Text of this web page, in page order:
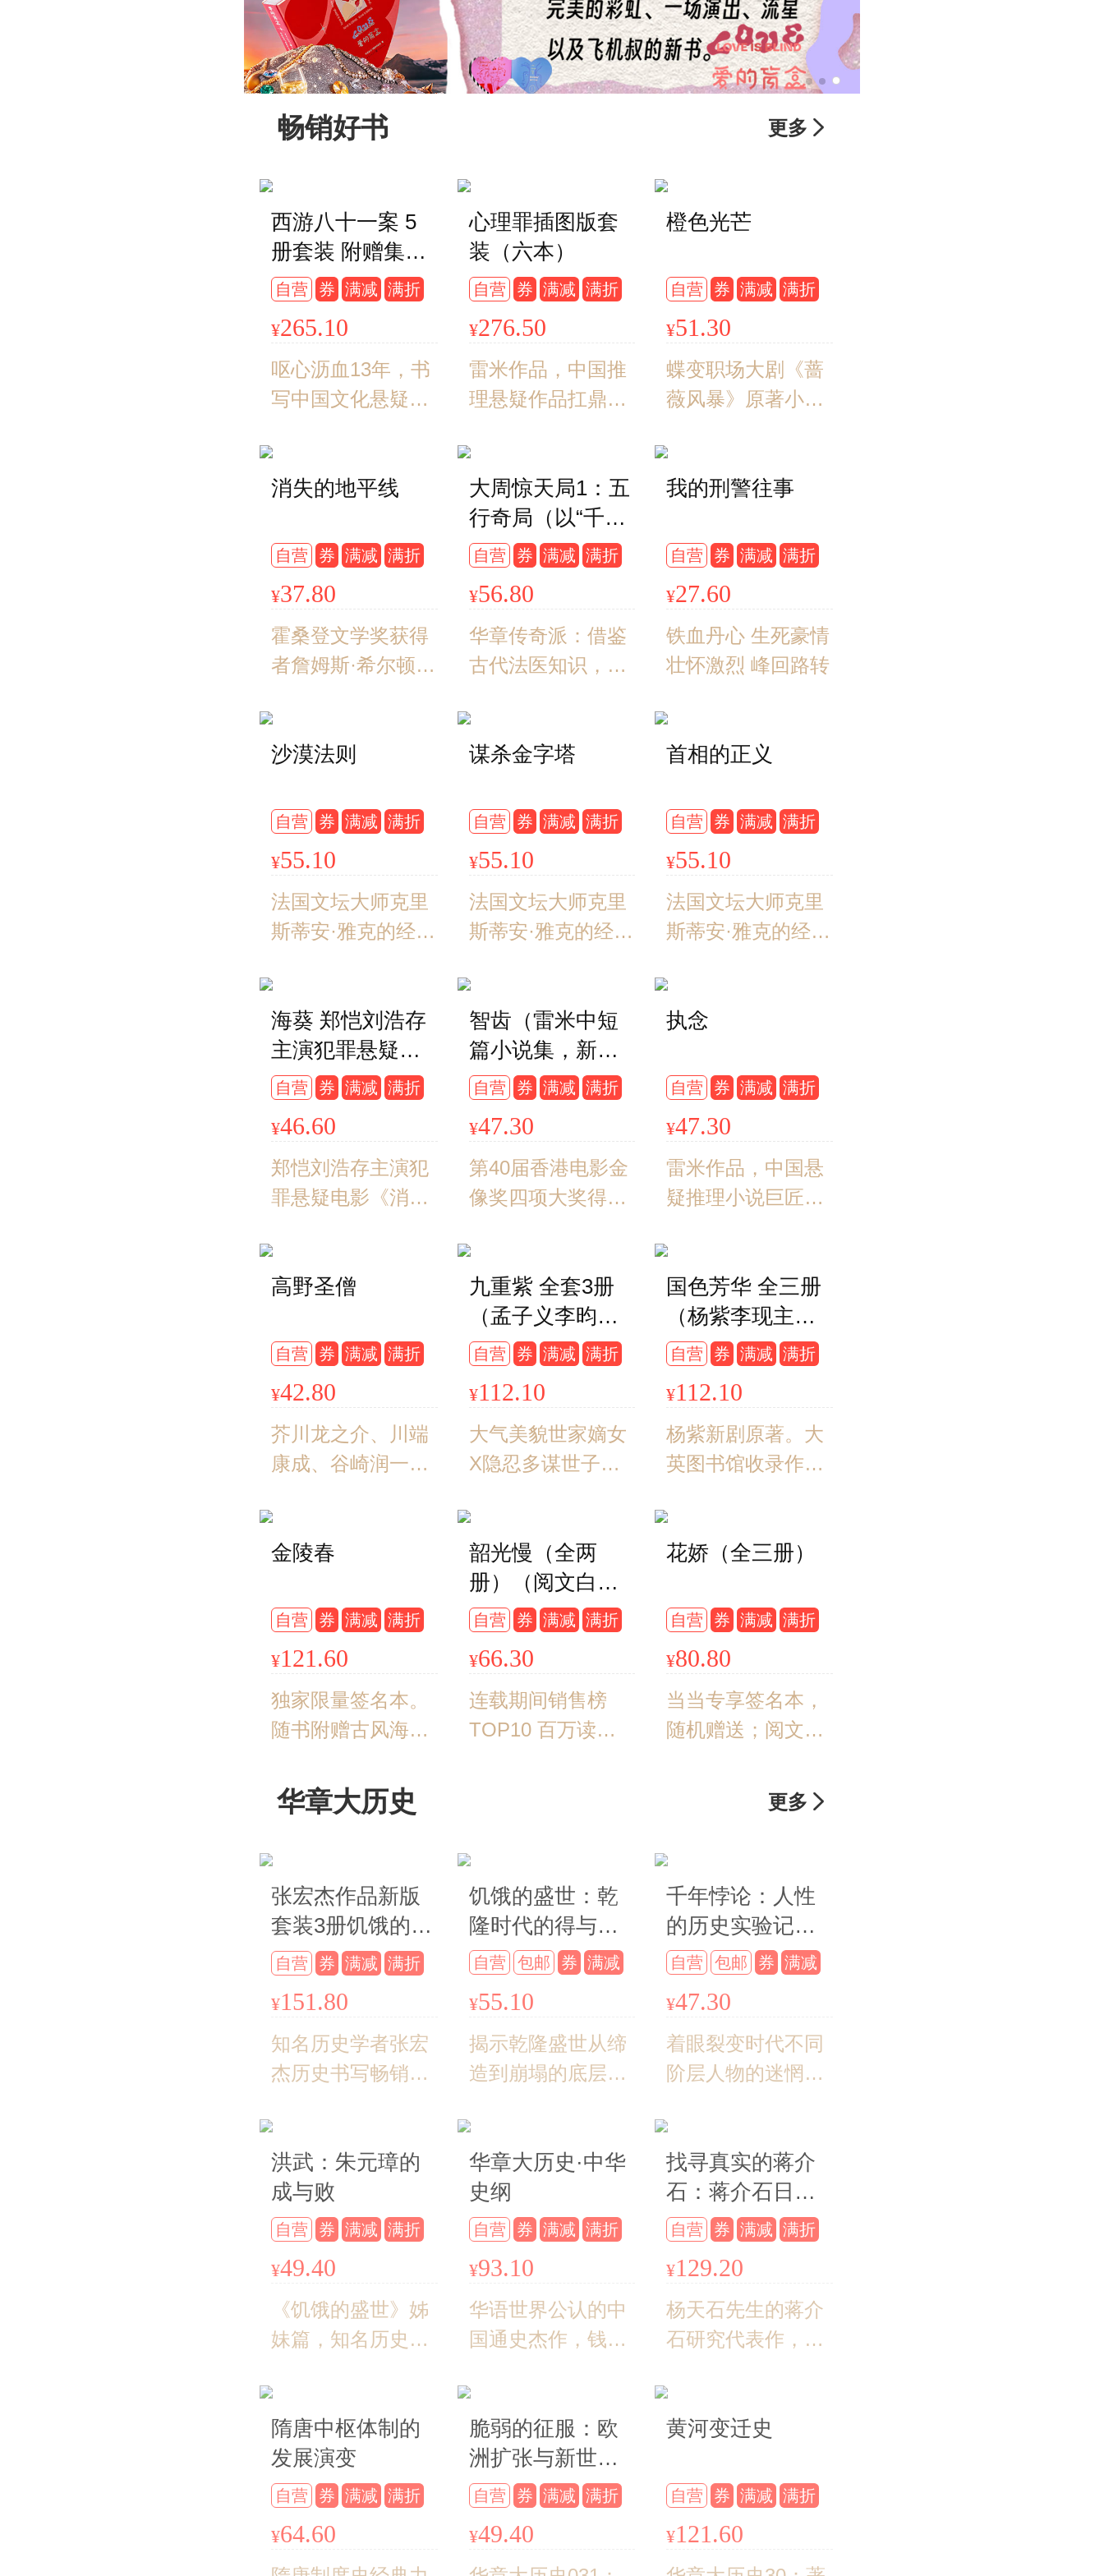
畅销好书 更多 
西游八十一案 5
册套装 附赠集章
册（大唐泥犁狱
域列王纪+大唐梵
天记+长安击壤
歌）陈渐悬疑小
自营 券 满减 满折
¥265.10
呕心沥血13年，书
写中国文化悬疑小
从“降妖除魔”取
经，到“惩恶缉
恩笔下的神魔世界
场。 入围全球权威
推理榜单，入围日
本推理作家协会
心理罪插图版套
装（六本）
自营 券 满减 满折
¥276.50
雷米作品，中国推
理悬疑作品扛鼎之
2021版重磅回归。
橙色光芒
自营 券 满减 满折
¥51.30
蝶变职场大剧《蔷
薇风暴》原著小
《我是刑警》导演
惠楷栋执导，谭
领衔主演，爱奇
同步盛大开播！
消失的地平线
自营 券 满减 满折
¥37.80
霍桑登文学奖获得
者詹姆斯·希尔顿的
甚至催生了英语词
汇“Shangri-la”（香
静、永恒与神秘的
词， 掀起长达半个
多世纪的寻找香格
里拉的强劲浪潮。
大周惊天局1：五
行奇局（以“千古
第一岳父”独孤信
主，破解“金木水
火土”悬案，演绎
南北朝时期天子
战！）
自营 券 满减 满折
¥56.80
华章传奇派：借鉴
古代法医知识，化
演绎南北朝时期天
子与权臣的惊天暗
作家李旭东考据五
学者贾英华、《功
勋》《对手》编剧
王小枪等联袂推
我的刑警往事
自营 券 满减 满折
¥27.60
铁血丹心 生死豪情
壮怀激烈 峰回路转
沙漠法则
自营 券 满减 满折
¥55.10
法国文坛大师克里
斯蒂安·雅克的经典
说， 其作品全球畅
销百万册。 如果说
金庸大师创造了中
国武侠小说的传
安·雅克就创造了一
个令全世界向往的
埃及世界。
谋杀金字塔
自营 券 满减 满折
¥55.10
法国文坛大师克里
斯蒂安·雅克的经典
说， 其作品全球畅
销百万册。 如果说
金庸大师创造了中
国武侠小说的传
安·雅克就创造了一
个令全世界向往的
埃及世界。
首相的正义
自营 券 满减 满折
¥55.10
法国文坛大师克里
斯蒂安·雅克的经典
说， 其作品全球畅
销百万册。 如果说
国武侠小说的传
安·雅克就创造了一
个令全世界向往的
埃及世界。
海葵 郑恺刘浩存
主演犯罪悬疑电
影《消失的人》
客邦当当自营
自营 券 满减 满折
¥46.60
郑恺刘浩存主演犯
罪悬疑电影《消失
豆瓣阅读征文大赛
首奖、小雅奖励获
社会派悬疑力作。
背后，隐藏着原生
家庭的爱与救赎。
智齿（雷米中短
篇小说集，新作
品《焦阳》首度
自营 券 满减 满折
¥47.30
第40届香港电影金
像奖四项大奖得主
说。雷米中短篇小
说集。新作品《焦
阳》首度公开出
版。1中篇+7短
验悬疑推理小说巨
匠之作。从疼痛中
汲取力量，学会爱
执念
自营 券 满减 满折
¥47.30
雷米作品，中国悬
疑推理小说巨匠鼎
罪》之后又一部长
篇巨制，所谓执
念，求而不得，念
念不忘。 时隔23年
男人的灵魂救赎。
高野圣僧
自营 券 满减 满折
¥42.80
芥川龙之介、川端
康成、谷崎润一郎
日本文豪泉镜花的
代表名作，著名翻
本。 行文笔致兼备
治大正文艺开辟了
浪漫主义大道。
九重紫 全套3册
（孟子义李昀锐
主演同名影视原
大神吱吱经典人
气代表作十周年
典藏纪念版！）
自营 券 满减 满折
¥112.10
大气美貌世家嫡女
X隐忍多谋世子
弟恋让书前的你露
出“姨母笑”！风诡
云谲的朝堂斗争、
不止步于后宅的阴
过瘾！随书附赠精
美珠光纸拍立得卡
片、镭射票、海报
国色芳华 全三册
（杨紫李现主演
同名影视原著小
自营 券 满减 满折
¥112.10
杨紫新剧原著。大
英图书馆收录作
人奖·网络文学奖获
得者 意千重古风力
万总推荐，继《知
戏。青砖绿瓦，陌
上花开香染衣；朱
门紫殿，素手摘星
金陵春
自营 券 满减 满折
¥121.60
独家限量签名本。
随书附赠古风海
集团白金作家吱吱
经典代表作七周年
容错过！
韶光慢（全两
册）（阅文白金
作家冬天的柳叶
《掌欢》《似
锦》后又一古风
权谋甜宠佳作）
自营 券 满减 满折
¥66.30
连载期间销售榜
TOP10 百万读者
花娇（全三册）
自营 券 满减 满折
¥80.80
当当专享签名本，
随机赠送；阅文集
祎、曾舜晞主演的
《嘉南传》原著作
略》《慕南枝》
《金陵春》同款古
风佳作
华章大历史 更多 
张宏杰作品新版
套装3册饥饿的盛
世乾+千年悖论人
录+洪武朱元璋的
成与败
自营 券 满减 满折
¥151.80
知名历史学者张宏
杰历史书写畅销力
的历史视界、深沉
的人文关怀、独特
的文字风格；人性
的、个性的历史书
的历史真实；赠6
张卡片
饥饿的盛世：乾
隆时代的得与失
（第2版）
自营 包邮 券 满减
满折
¥55.10
揭示乾隆盛世从缔
造到崩塌的底层逻
代，也就看懂了近
代中国 深刻剖析乾
隆的性格、爱情与
统治得失
千年悖论：人性
的历史实验记录
（第2版）
自营 包邮 券
满减
满折
¥47.30
着眼裂变时代不同
阶层人物的迷惘与
剧场探悉和洞察人
性的浮沉 诺贝尔文
学奖获得者莫言作
序推荐
洪武：朱元璋的
成与败
自营 券 满减 满折
¥49.40
《饥饿的盛世》姊
妹篇，知名历史学
在中国文化的大背
景下，从现代化进
程中回头看， 犀利
剖析朱元璋统治的
响
华章大历史·中华
史纲
自营 券 满减 满折
¥93.10
华语世界公认的中
国通史杰作，钱穆
力巨著，“罗辑思
维”创始人罗振宇
2019年度隆重推
荐！
找寻真实的蒋介
石：蒋介石日记
解读（1、2套
自营 券 满减 满折
¥129.20
杨天石先生的蒋介
石研究代表作，三
从日记中挖掘蒋介
石隐密的内心世
局外人所知的政治
隋唐中枢体制的
发展演变
自营 券 满减 满折
¥64.60
脆弱的征服：欧
洲扩张与新世界
秩序创建的真实
自营 券 满减 满折
¥49.40
黄河变迁史
自营 券 满减 满折
¥121.60